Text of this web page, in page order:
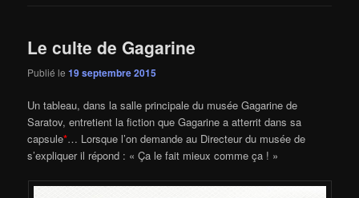
Le culte de Gagarine
Publié le19 septembre 2015
Un tableau, dans la salle principale du musée Gagarine de
Saratov, entretient la fiction que Gagarine a atterrit dans sa
capsule*… Lorsque l’on demande au Directeur du musée de
s’expliquer il répond : « Ça le fait mieux comme ça ! »